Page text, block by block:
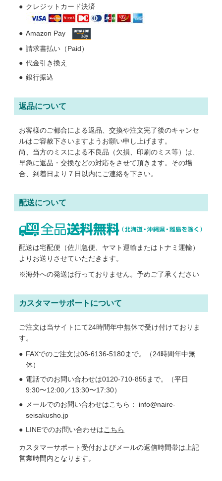
お役立ちブログ
グループサイト
名入れカレンダー製作所
封筒印刷製作所
オリジナルうちわ製作所
印鑑ゴム印製作所
ログイン カート お問い合わせ
クレジットカード決済
Amazon Pay
請求書払い（Paid）
代金引き換え
銀行振込
返品について
お客様のご都合による返品、交換や注文完了後のキャンセ
ルはご容赦下さいますようお願い申し上げます。
尚、当方のミスによる不良品（欠損、印刷のミス等）は、
早急に返品・交換などの対応をさせて頂きます。その場
合、到着日より７日以内にご連絡を下さい。
配送について
配送は宅配便（佐川急便、ヤマト運輸またはトナミ運輸）
よりお送りさせていただきます。
※海外への発送は行っておりません。予めご了承ください
カスタマーサポートについて
ご注文は当サイトにて24時間年中無休で受け付けておりま
す。
FAXでのご注文は06-6136-5180まで。（24時間年中無
休）
電話でのお問い合わせは0120-710-855まで。（平日
9:30〜12:00／13:30〜17:30）
メールでのお問い合わせはこちら： info@naire-
seisakusho.jp
LINEでのお問い合わせはこちら
カスタマーサポート受付およびメールの返信時間帯は上記
営業時間内となります。